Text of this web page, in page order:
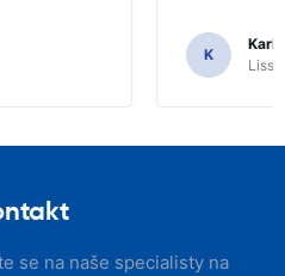
K
Karl
se na naše specialisty na